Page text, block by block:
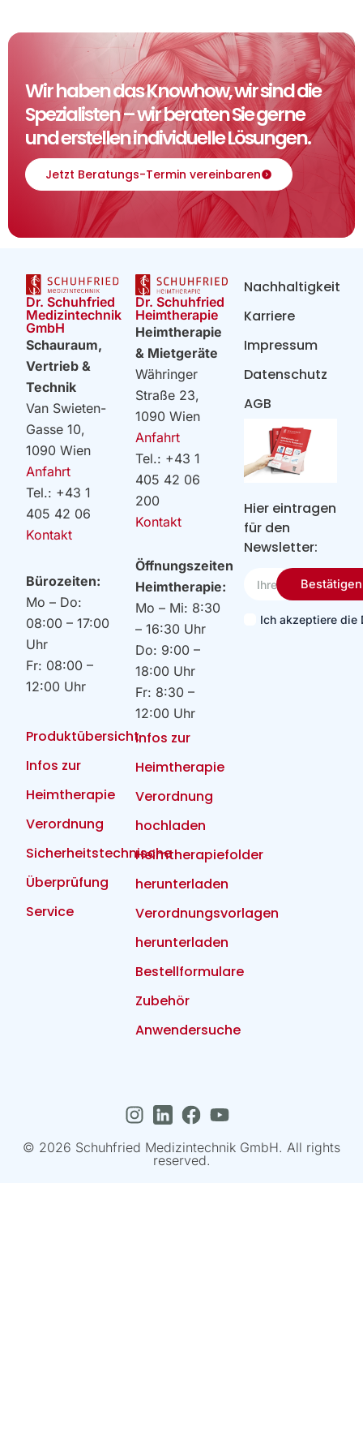
Wir haben das Knowhow, wir sind die
Spezialisten – wir beraten Sie gerne
und erstellen individuelle Lösungen.
Jetzt Beratungs-Termin vereinbaren
Dr. Schuhfried
Medizintechnik
GmbH
Schauraum,
Vertrieb &
Technik
Van Swieten-
Gasse 10,
1090 Wien
Anfahrt
Tel.: +43 1
405 42 06
Kontakt
Bürozeiten:
Mo – Do:
08:00 – 17:00
Uhr
Fr: 08:00 –
12:00 Uhr
Produktübersicht
Infos zur
Heimtherapie
Verordnung
Sicherheitstechnische
Überprüfung
Service
Dr. Schuhfried
Heimtherapie
Heimtherapie
& Mietgeräte
Währinger
Straße 23,
1090 Wien
Anfahrt
Tel.: +43 1
405 42 06
200
Kontakt
Öffnungszeiten
Heimtherapie:
Mo – Mi: 8:30
– 16:30 Uhr
Do: 9:00 –
18:00 Uhr
Fr: 8:30 –
12:00 Uhr
Infos zur
Heimtherapie
Verordnung
hochladen
Heimtherapiefolder
herunterladen
Verordnungsvorlagen
herunterladen
Bestellformulare
Zubehör
Anwendersuche
Hier eintragen
für den
Newsletter:
Email
Ich akzeptiere die
Bestätigen
Nachhaltigkeit
Karriere
Impressum
Datenschutz
AGB
© 2026 Schuhfried Medizintechnik GmbH. All rights
reserved.